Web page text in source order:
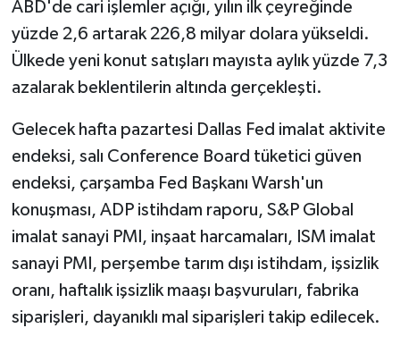
ABD'de cari işlemler açığı, yılın ilk çeyreğinde
yüzde 2,6 artarak 226,8 milyar dolara yükseldi.
Ülkede yeni konut satışları mayısta aylık yüzde 7,3
azalarak beklentilerin altında gerçekleşti.
Gelecek hafta pazartesi Dallas Fed imalat aktivite
endeksi, salı Conference Board tüketici güven
endeksi, çarşamba Fed Başkanı Warsh'un
konuşması, ADP istihdam raporu, S&P Global
imalat sanayi PMI, inşaat harcamaları, ISM imalat
sanayi PMI, perşembe tarım dışı istihdam, işsizlik
oranı, haftalık işsizlik maaşı başvuruları, fabrika
siparişleri, dayanıklı mal siparişleri takip edilecek.